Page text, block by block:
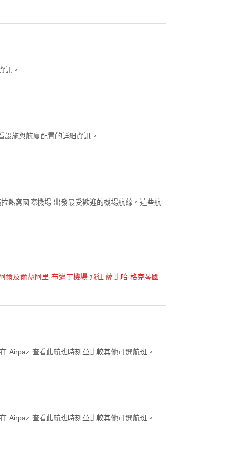
訊。
設施與航廈配置的詳細資訊。
熱窩國際機場 出發最受歡迎的機場航線。這些航
爾及爾胡阿里·布邁丁機場 飛往 薩比哈·格克琴國
Airpaz 查看此航班時刻並比較其他可選航班。
Airpaz 查看此航班時刻並比較其他可選航班。